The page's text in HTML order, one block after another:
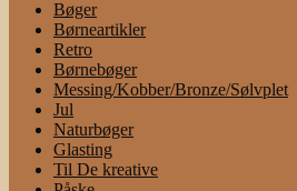
Bøger
Børneartikler
Retro
Børnebøger
Messing/Kobber/Bronze/Sølvplet
Jul
Naturbøger
Glasting
Til De kreative